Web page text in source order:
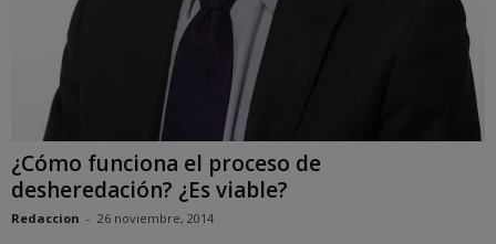
¿Cómo funciona el proceso de
desheredación? ¿Es viable?
Redaccion - 26 noviembre, 2014